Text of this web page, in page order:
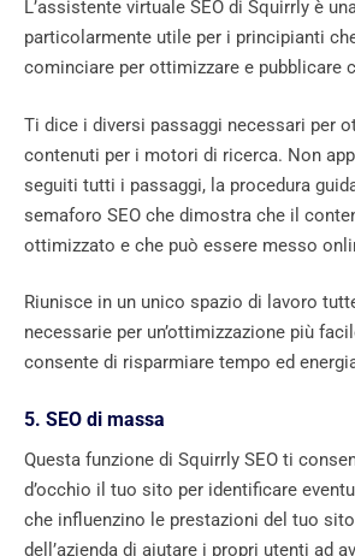
L’assistente virtuale SEO di Squirrly è
particolarmente utile per i principianti
cominciare per ottimizzare e pubblicare
Ti dice i diversi passaggi necessari per
contenuti per i motori di ricerca. Non
seguiti tutti i passaggi, la procedura
semaforo SEO che dimostra che il
ottimizzato e che può essere messo
Riunisce in un unico spazio di lavoro
necessarie per un’ottimizzazione più
consente di risparmiare tempo ed
5. SEO di massa
Questa funzione di Squirrly SEO ti
d’occhio il tuo sito per identificare
che influenzino le prestazioni del tuo
dell’azienda di aiutare i propri utenti ad